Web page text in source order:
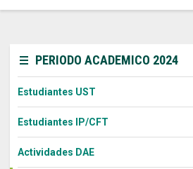
PERIODO ACADEMICO 2024
Estudiantes UST
Estudiantes IP/CFT
Actividades DAE